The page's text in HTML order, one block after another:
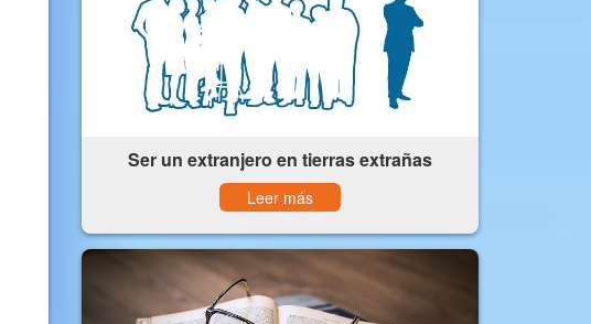
Ser un extranjero en tierras extrañas
Leer más